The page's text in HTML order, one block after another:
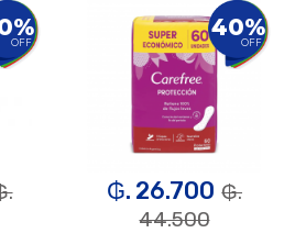
OFF
40%
OFF
₲. 26.700 ₲.
44.500